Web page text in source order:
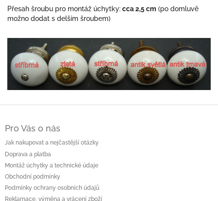
Přesah šroubu pro montáž úchytky: cca 2,5 cm (po domluvě
možno dodat s delším šroubem)
Pro Vás o nás
Jak nakupovat a nejčastější otázky
Doprava a platba
Montáž úchytky a technické údaje
Obchodní podmínky
Podmínky ochrany osobních údajů
Reklamace, výměna a vrácení zboží